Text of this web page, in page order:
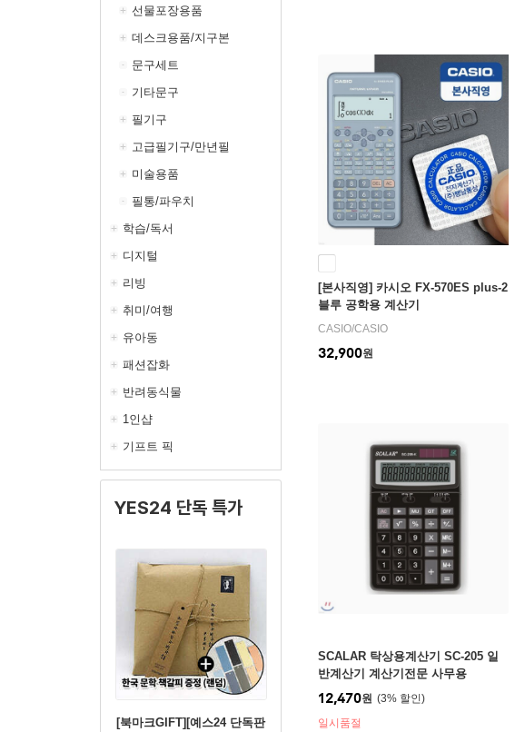
선물포장용품
데스크용품/지구본
문구세트
기타문구
필기구
고급필기구/만년필
미술용품
필통/파우치
학습/독서
디지털
리빙
취미/여행
유아동
패션잡화
반려동식물
1인샵
기프트 픽
YES24 단독 특가
[북마크GIFT][예스24 단독판
[본사직영] 카시오 FX-570ES plus-2
블루 공학용 계산기
CASIO/CASIO
32,900원
SCALAR 탁상용계산기 SC-205 일
반계산기 계산기전문 사무용
3%
12,470원
일시품절